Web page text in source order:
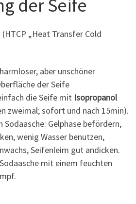
der Seife
„Heat Transfer Cold
aber unschöner
der Seife
die Seife mit Isopropanol
zweimal; sofort und nach 15min).
Sodaasche: Gelphase befördern,
wenig Wasser benutzen,
Seifenleim gut andicken.
mit einem feuchten